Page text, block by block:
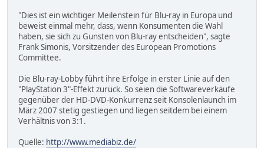
"Dies ist ein wichtiger Meilenstein für Blu-ray in Europa und
beweist einmal mehr, dass, wenn Konsumenten die Wahl
haben, sie sich zu Gunsten von Blu-ray entscheiden", sagte
Frank Simonis, Vorsitzender des European Promotions
Committee.
Die Blu-ray-Lobby führt ihre Erfolge in erster Linie auf den
"PlayStation 3"-Effekt zurück. So seien die Softwareverkäufe
gegenüber der HD-DVD-Konkurrenz seit Konsolenlaunch im
März 2007 stetig gestiegen und liegen seitdem bei einem
Verhältnis von 3:1.
Quelle: http://www.mediabiz.de/